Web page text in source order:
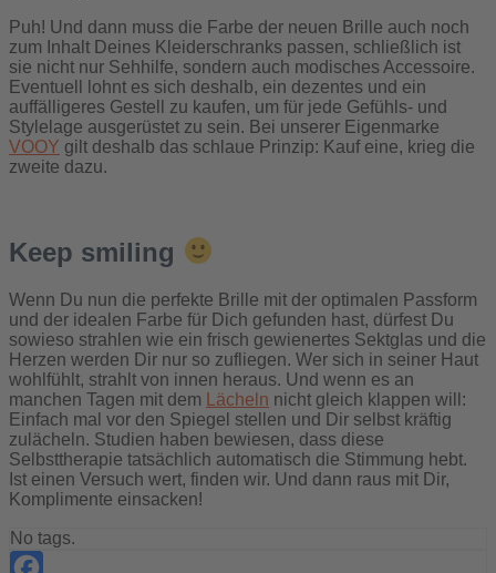
Puh! Und dann muss die Farbe der neuen Brille auch noch
zum Inhalt Deines Kleiderschranks passen, schließlich ist
sie nicht nur Sehhilfe, sondern auch modisches Accessoire.
Eventuell lohnt es sich deshalb, ein dezentes und ein
auffälligeres Gestell zu kaufen, um für jede Gefühls- und
Stylelage ausgerüstet zu sein. Bei unserer Eigenmarke
VOOY gilt deshalb das schlaue Prinzip: Kauf eine, krieg die
zweite dazu.
Keep smiling
Wenn Du nun die perfekte Brille mit der optimalen Passform
und der idealen Farbe für Dich gefunden hast, dürfest Du
sowieso strahlen wie ein frisch gewienertes Sektglas und die
Herzen werden Dir nur so zufliegen. Wer sich in seiner Haut
wohlfühlt, strahlt von innen heraus. Und wenn es an
manchen Tagen mit dem
Lächeln nicht gleich klappen will:
Einfach mal vor den Spiegel stellen und Dir selbst kräftig
zulächeln. Studien haben bewiesen, dass diese
Selbsttherapie tatsächlich automatisch die Stimmung hebt.
Ist einen Versuch wert, finden wir. Und dann raus mit Dir,
Komplimente einsacken!
No tags.